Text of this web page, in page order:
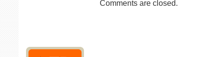
Comments are closed.